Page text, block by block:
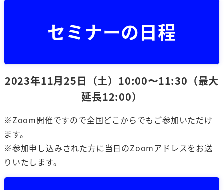
セミナーの日程
2023年11月25日（土）10:00〜11:30（最大
延長12:00）
※Zoom開催ですので全国どこからでもご参加いただけ
ます。
※参加申し込みされた方に当日のZoomアドレスをお送
りいたします。